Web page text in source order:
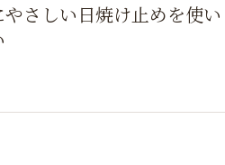
やさしい日焼け止めを使い